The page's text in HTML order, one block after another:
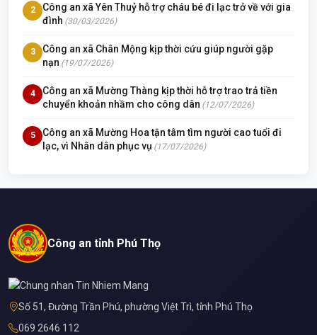
2
Công an xã Yên Thuỷ hỗ trợ cháu bé đi lạc trở về với gia
đình (30/03/2026)
3
Công an xã Chân Mộng kịp thời cứu giúp người gặp
nạn (19/07/2026)
4
Công an xã Mường Thàng kịp thời hỗ trợ trao trả tiền
chuyển khoản nhầm cho công dân (12/07/2026)
5
Công an xã Mường Hoa tận tâm tìm người cao tuổi đi
lạc, vì Nhân dân phục vụ (17/07/2026)
Công an tỉnh Phú Thọ
Số 51, Đường Trần Phú, phường Việt Trì, tỉnh Phú Thọ
069 2646 112